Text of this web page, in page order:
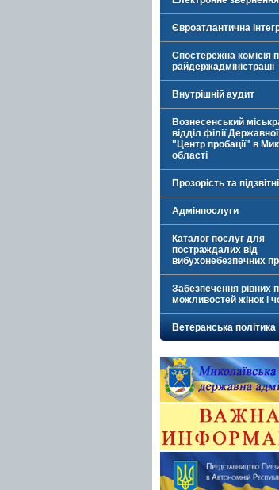
Євроатлантична
Спостережна комісія
райдержадміністрації
Внутрішній аудит
Вознесенський
відділ філії
"Центр пробації" в
області
Прозорість та
Адмінпослуги
Каталог послуг для
постраждалих від
вибухонебезпечних
Забезпечення рівних
можливостей жінок і
Ветеранська політика